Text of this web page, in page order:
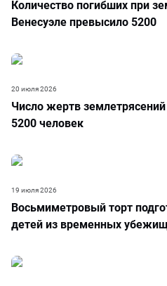
Количество погибших при
Венесуэле превысило 5200
Число жертв
5200 человек
20 июля 2026
Восьмиметровый торт
детей из временных
19 июля 2026